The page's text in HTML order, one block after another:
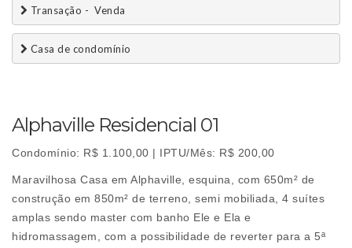
Transação -  Venda
Casa de condomínio
Alphaville Residencial 01
Condomínio: R$ 1.100,00 | IPTU/Mês: R$ 200,00
Maravilhosa Casa em Alphaville, esquina, com 650m² de
construção em 850m² de terreno, semi mobiliada, 4 suítes
amplas sendo master com banho Ele e Ela e
hidromassagem, com a possibilidade de reverter para a 5ª